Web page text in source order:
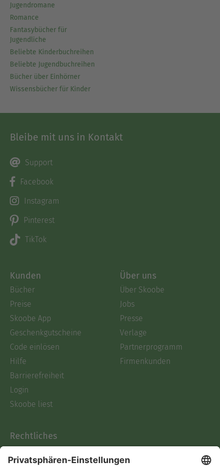
Jugendromane
Romance
Fantasybücher für
Jugendliche
Beliebte Kinderbuchreihen
Beliebte Jugendbuchreihen
Bücher über Einhörner
Wissensbücher für Kinder
Bleibe mit uns in Kontakt
Support
Facebook
Instagram
Pinterest
TikTok
Kunden
Bücher
Preise
Skoobe App
Geschenkgutscheine
Code einlösen
Hilfe
Barrierefreiheit
Login
Skoobe liest
Über uns
Über Skoobe
Jobs
Presse
Verlage
Partnerprogramm
Firmenkunden
Rechtliches
AGB